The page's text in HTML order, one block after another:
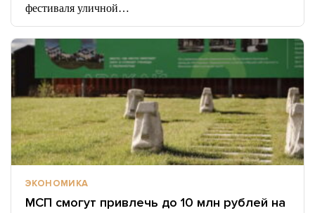
фестиваля уличной…
ЭКОНОМИКА
МСП смогут привлечь до 10 млн рублей на